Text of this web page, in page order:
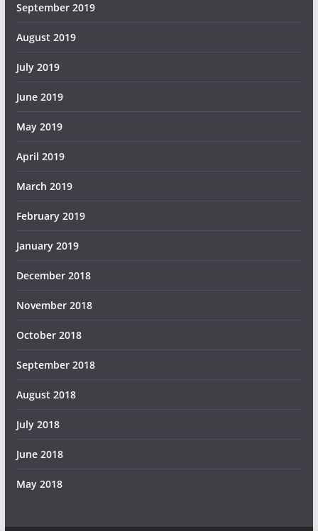
September 2019
August 2019
July 2019
June 2019
May 2019
April 2019
March 2019
February 2019
January 2019
December 2018
November 2018
October 2018
September 2018
August 2018
July 2018
June 2018
May 2018